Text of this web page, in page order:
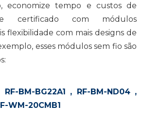
economize tempo e custos de
certificado com módulos
flexibilidade com mais designs de
esses módulos sem fio são
RF-BM-BG22A1 , RF-BM-ND04,
WM-20CMB1